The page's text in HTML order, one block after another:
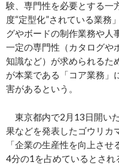
験、専門性を必要とする一
度“定型化”されている業務
グやボードの制作業務や人
一定の専門性（カタログや
知識など）が求められるた
が本業である「コア業務」
害があるという。
東京都内で2月13日開い
果などを発表したゴウリカ
「企業の生産性を向上さ
4分の1を占めているとされ